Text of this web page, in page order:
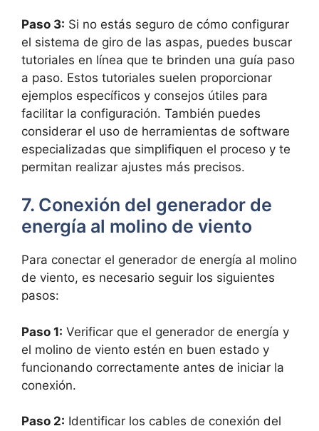
Paso 3: Si no estás seguro de cómo configurar
el sistema de giro de las aspas, puedes buscar
tutoriales en línea que te brinden una guía paso
a paso. Estos tutoriales suelen proporcionar
ejemplos específicos y consejos útiles para
facilitar la configuración. También puedes
considerar el uso de herramientas de software
especializadas que simplifiquen el proceso y te
permitan realizar ajustes más precisos.
7. Conexión del generador de
energía al molino de viento
Para conectar el generador de energía al molino
de viento, es necesario seguir los siguientes
pasos:
Paso 1: Verificar que el generador de energía y
el molino de viento estén en buen estado y
funcionando correctamente antes de iniciar la
conexión.
Paso 2: Identificar los cables de conexión del